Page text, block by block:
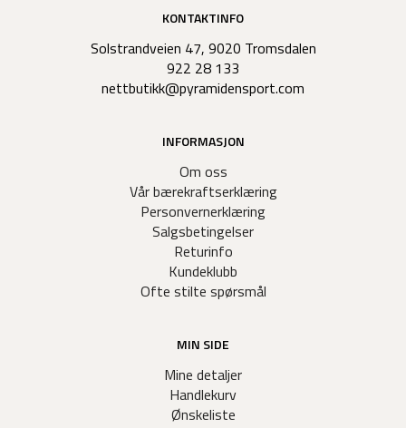
KONTAKTINFO
Solstrandveien 47, 9020 Tromsdalen
922 28 133
nettbutikk@pyramidensport.com
INFORMASJON
Om oss
Vår bærekraftserklæring
Personvernerklæring
Salgsbetingelser
Returinfo
Kundeklubb
Ofte stilte spørsmål
MIN SIDE
Mine detaljer
Handlekurv
Ønskeliste